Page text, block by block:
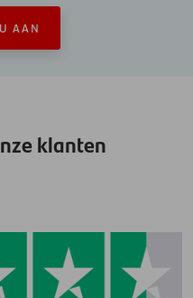
AAN
klanten